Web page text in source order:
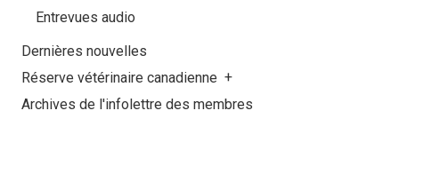
Entrevues audio
Dernières nouvelles
Réserve vétérinaire canadienne
Archives de l'infolettre des membres